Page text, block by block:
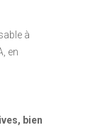
à
en
bien